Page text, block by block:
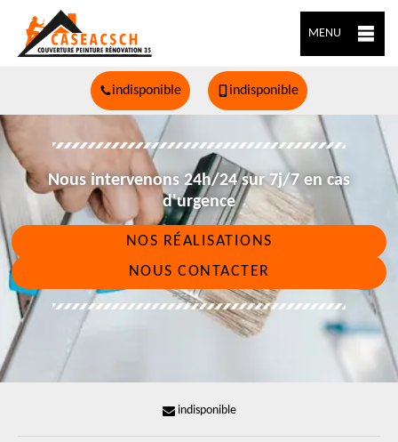
MENU
indisponible indisponible
Nous intervenons 24h/24 sur 7j/7 en cas
d'urgence
NOS RÉALISATIONS
NOUS CONTACTER
indisponible